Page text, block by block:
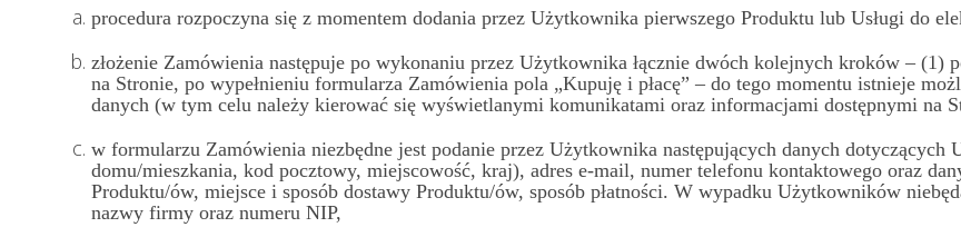
procedura rozpoczyna się z momentem dodania przez Użytkownika pierwszego Produktu lub Usługi do
złożenie Zamówienia następuje po wykonaniu przez Użytkownika łącznie dwóch kolejnych kroków –
na Stronie, po wypełnieniu formularza Zamówienia pola „Kupuję i płacę” – do tego momentu istnieje
danych (w tym celu należy kierować się wyświetlanymi komunikatami oraz informacjami dostępnymi na
w formularzu Zamówienia niezbędne jest podanie przez Użytkownika następujących danych
domu/mieszkania, kod pocztowy, miejscowość, kraj), adres e-mail, numer telefonu kontaktowego oraz
Produktu/ów, miejsce i sposób dostawy Produktu/ów, sposób płatności. W wypadku Użytkowników
nazwy firmy oraz numeru NIP,